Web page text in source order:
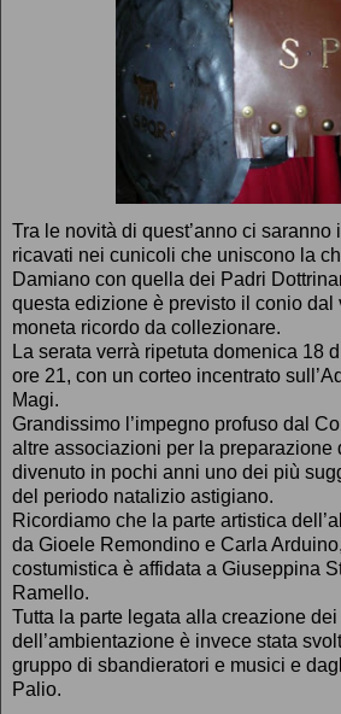
Tra le novità di quest’anno ci saranno
ricavati nei cunicoli che uniscono la
Damiano con quella dei Padri
questa edizione è previsto il conio
moneta ricordo da collezionare.
La serata verrà ripetuta domenica 18
ore 21, con un corteo incentrato
Magi.
Grandissimo l’impegno profuso dal
altre associazioni per la preparazione
divenuto in pochi anni uno dei più
del periodo natalizio astigiano.
Ricordiamo che la parte artistica
da Gioele Remondino e Carla
costumistica è affidata a Giuseppina
Ramello.
Tutta la parte legata alla creazione
dell’ambientazione è invece stata
gruppo di sbandieratori e musici e
Palio.